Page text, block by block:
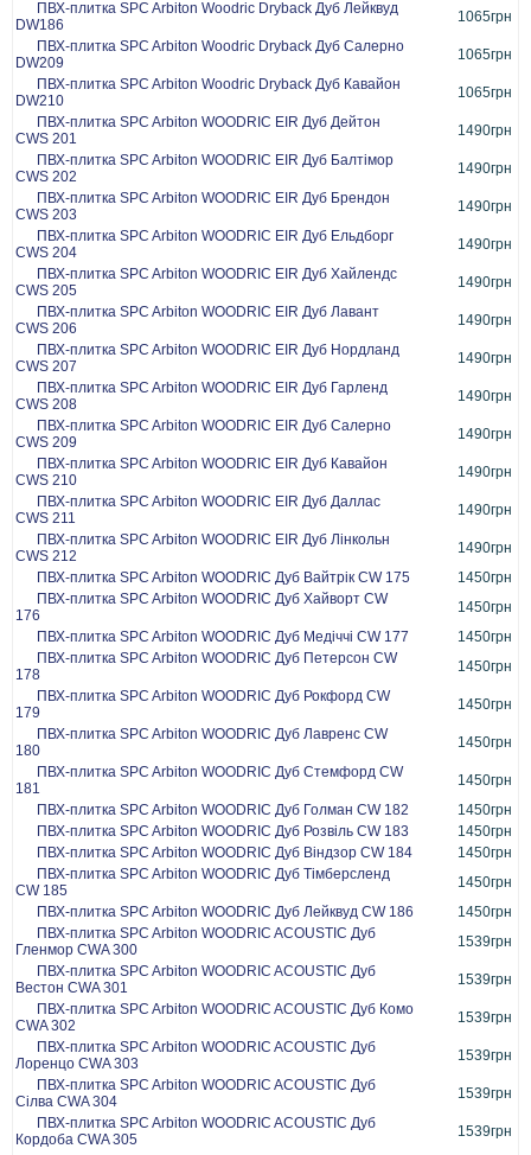
ПВХ-плитка SPC Arbiton Woodric Dryback Дуб Лейквуд
DW186
1065грн
ПВХ-плитка SPC Arbiton Woodric Dryback Дуб Салерно
DW209
1065грн
ПВХ-плитка SPC Arbiton Woodric Dryback Дуб Кавайон
DW210
1065грн
ПВХ-плитка SPC Arbiton WOODRIC EIR Дуб Дейтон
CWS 201
1490грн
ПВХ-плитка SPC Arbiton WOODRIC EIR Дуб Балтімор
CWS 202
1490грн
ПВХ-плитка SPC Arbiton WOODRIC EIR Дуб Брендон
CWS 203
1490грн
ПВХ-плитка SPC Arbiton WOODRIC EIR Дуб Ельдборг
CWS 204
1490грн
ПВХ-плитка SPC Arbiton WOODRIC EIR Дуб Хайлендс
CWS 205
1490грн
ПВХ-плитка SPC Arbiton WOODRIC EIR Дуб Лавант
CWS 206
1490грн
ПВХ-плитка SPC Arbiton WOODRIC EIR Дуб Нордланд
CWS 207
1490грн
ПВХ-плитка SPC Arbiton WOODRIC EIR Дуб Гарленд
CWS 208
1490грн
ПВХ-плитка SPC Arbiton WOODRIC EIR Дуб Салерно
CWS 209
1490грн
ПВХ-плитка SPC Arbiton WOODRIC EIR Дуб Кавайон
CWS 210
1490грн
ПВХ-плитка SPC Arbiton WOODRIC EIR Дуб Даллас
CWS 211
1490грн
ПВХ-плитка SPC Arbiton WOODRIC EIR Дуб Лінкольн
CWS 212
1490грн
ПВХ-плитка SPC Arbiton WOODRIC Дуб Вайтрік CW 175
1450грн
ПВХ-плитка SPC Arbiton WOODRIC Дуб Хайворт CW
176
1450грн
ПВХ-плитка SPC Arbiton WOODRIC Дуб Медіччі CW 177
1450грн
ПВХ-плитка SPC Arbiton WOODRIC Дуб Петерсон CW
178
1450грн
ПВХ-плитка SPC Arbiton WOODRIC Дуб Рокфорд CW
179
1450грн
ПВХ-плитка SPC Arbiton WOODRIC Дуб Лавренс CW
180
1450грн
ПВХ-плитка SPC Arbiton WOODRIC Дуб Стемфорд CW
181
1450грн
ПВХ-плитка SPC Arbiton WOODRIC Дуб Голман CW 182
1450грн
ПВХ-плитка SPC Arbiton WOODRIC Дуб Розвіль CW 183
1450грн
ПВХ-плитка SPC Arbiton WOODRIC Дуб Віндзор CW 184
1450грн
ПВХ-плитка SPC Arbiton WOODRIC Дуб Тімберсленд
CW 185
1450грн
ПВХ-плитка SPC Arbiton WOODRIC Дуб Лейквуд CW 186
1450грн
ПВХ-плитка SPC Arbiton WOODRIC ACOUSTIC Дуб
Гленмор CWA 300
1539грн
ПВХ-плитка SPC Arbiton WOODRIC ACOUSTIC Дуб
Вестон CWA 301
1539грн
ПВХ-плитка SPC Arbiton WOODRIC ACOUSTIC Дуб Комо
CWA 302
1539грн
ПВХ-плитка SPC Arbiton WOODRIC ACOUSTIC Дуб
Лоренцо CWA 303
1539грн
ПВХ-плитка SPC Arbiton WOODRIC ACOUSTIC Дуб
Сілва CWA 304
1539грн
ПВХ-плитка SPC Arbiton WOODRIC ACOUSTIC Дуб
Кордоба CWA 305
1539грн